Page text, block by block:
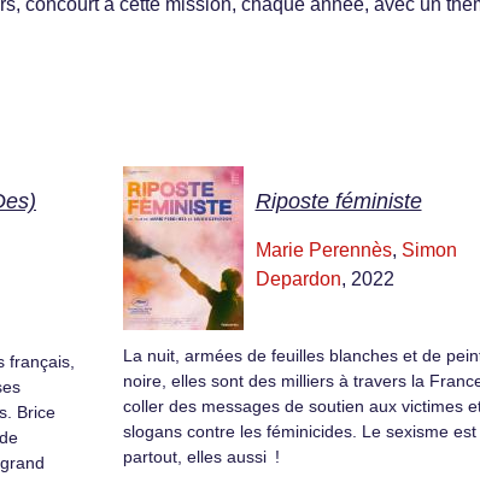
concourt à cette mission, chaque année, avec un
français,
Brice
Riposte féministe
Marie Perennès, Simon
Depardon, 2022
La nuit, armées de feuilles blanches et de
noire, elles sont des milliers à travers la
coller des messages de soutien aux victimes
slogans contre les féminicides. Le sexisme est
partout, elles aussi !